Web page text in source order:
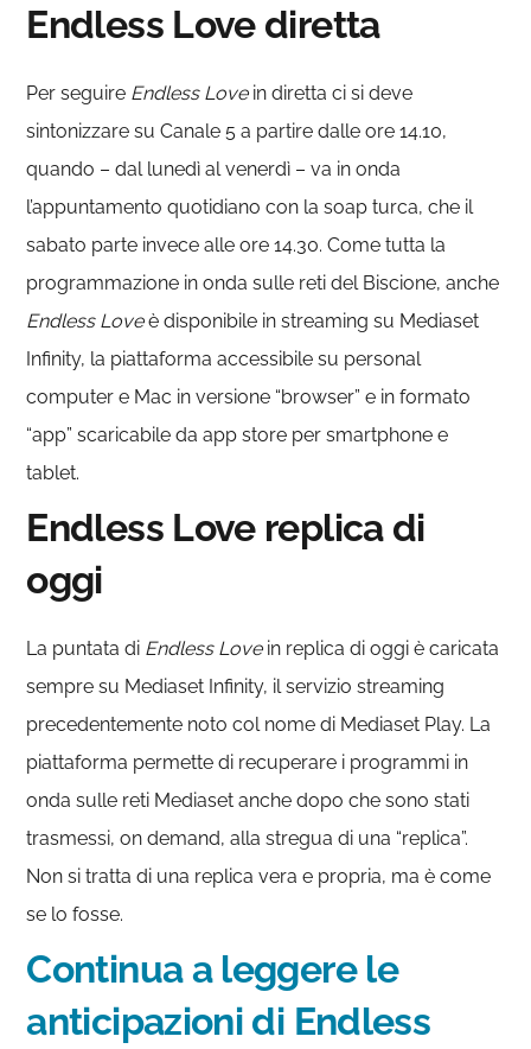
Endless Love diretta
Per seguire Endless Lovein diretta ci si deve
sintonizzare su Canale 5 a partire dalle ore 14.10,
quando – dal lunedì al venerdì – va in onda
l’appuntamento quotidiano con la soap turca, che il
sabato parte invece alle ore 14.30. Come tutta la
programmazione in onda sulle reti del Biscione, anche
Endless Loveè disponibile in streaming su Mediaset
Infinity, la piattaforma accessibile su personal
computer e Mac in versione “browser” e in formato
“app” scaricabile da app store per smartphone e
tablet.
Endless Love replica di
oggi
La puntata di Endless Lovein replica di oggi è caricata
sempre su Mediaset Infinity, il servizio streaming
precedentemente noto col nome di Mediaset Play. La
piattaforma permette di recuperare i programmi in
onda sulle reti Mediaset anche dopo che sono stati
trasmessi, on demand, alla stregua di una “replica”.
Non si tratta di una replica vera e propria, ma è come
se lo fosse.
Continua a leggere le
anticipazioni di Endless